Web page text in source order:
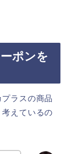
ポンを
ラスの商品
えているの